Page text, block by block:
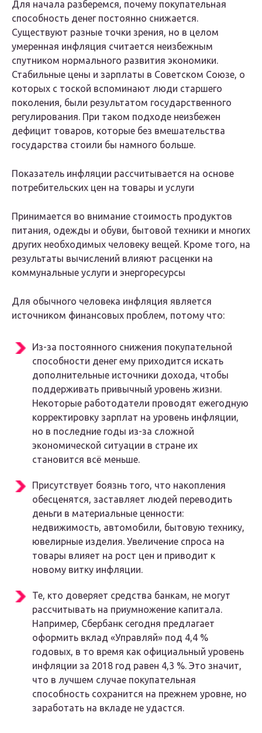
Для начала разберемся, почему покупательная
способность денег постоянно снижается.
Существуют разные точки зрения, но в целом
умеренная инфляция считается неизбежным
спутником нормального развития экономики.
Стабильные цены и зарплаты в Советском Союзе, о
которых с тоской вспоминают люди старшего
поколения, были результатом государственного
регулирования. При таком подходе неизбежен
дефицит товаров, которые без вмешательства
государства стоили бы намного больше.
Показатель инфляции рассчитывается на основе
потребительских цен на товары и услуги
Принимается во внимание стоимость продуктов
питания, одежды и обуви, бытовой техники и многих
других необходимых человеку вещей. Кроме того, на
результаты вычислений влияют расценки на
коммунальные услуги и энергоресурсы
Для обычного человека инфляция является
источником финансовых проблем, потому что:
Из-за постоянного снижения покупательной
способности денег ему приходится искать
дополнительные источники дохода, чтобы
поддерживать привычный уровень жизни.
Некоторые работодатели проводят ежегодную
корректировку зарплат на уровень инфляции,
но в последние годы из-за сложной
экономической ситуации в стране их
становится всё меньше.
Присутствует боязнь того, что накопления
обесценятся, заставляет людей переводить
деньги в материальные ценности:
недвижимость, автомобили, бытовую технику,
ювелирные изделия. Увеличение спроса на
товары влияет на рост цен и приводит к
новому витку инфляции.
Те, кто доверяет средства банкам, не могут
рассчитывать на приумножение капитала.
Например, Сбербанк сегодня предлагает
оформить вклад «Управляй» под 4,4 %
годовых, в то время как официальный уровень
инфляции за 2018 год равен 4,3 %. Это значит,
что в лучшем случае покупательная
способность сохранится на прежнем уровне, но
заработать на вкладе не удастся.